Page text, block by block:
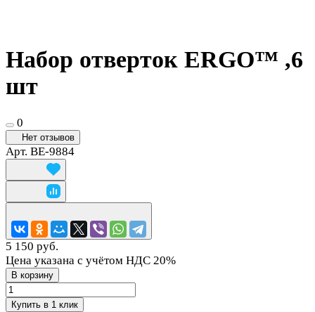
Набор отверток ERGO™ ,6
шт
0
Нет отзывов
Арт. BE-9884
5 150 руб.
Цена указана с учётом НДС 20%
В корзину
Купить в 1 клик